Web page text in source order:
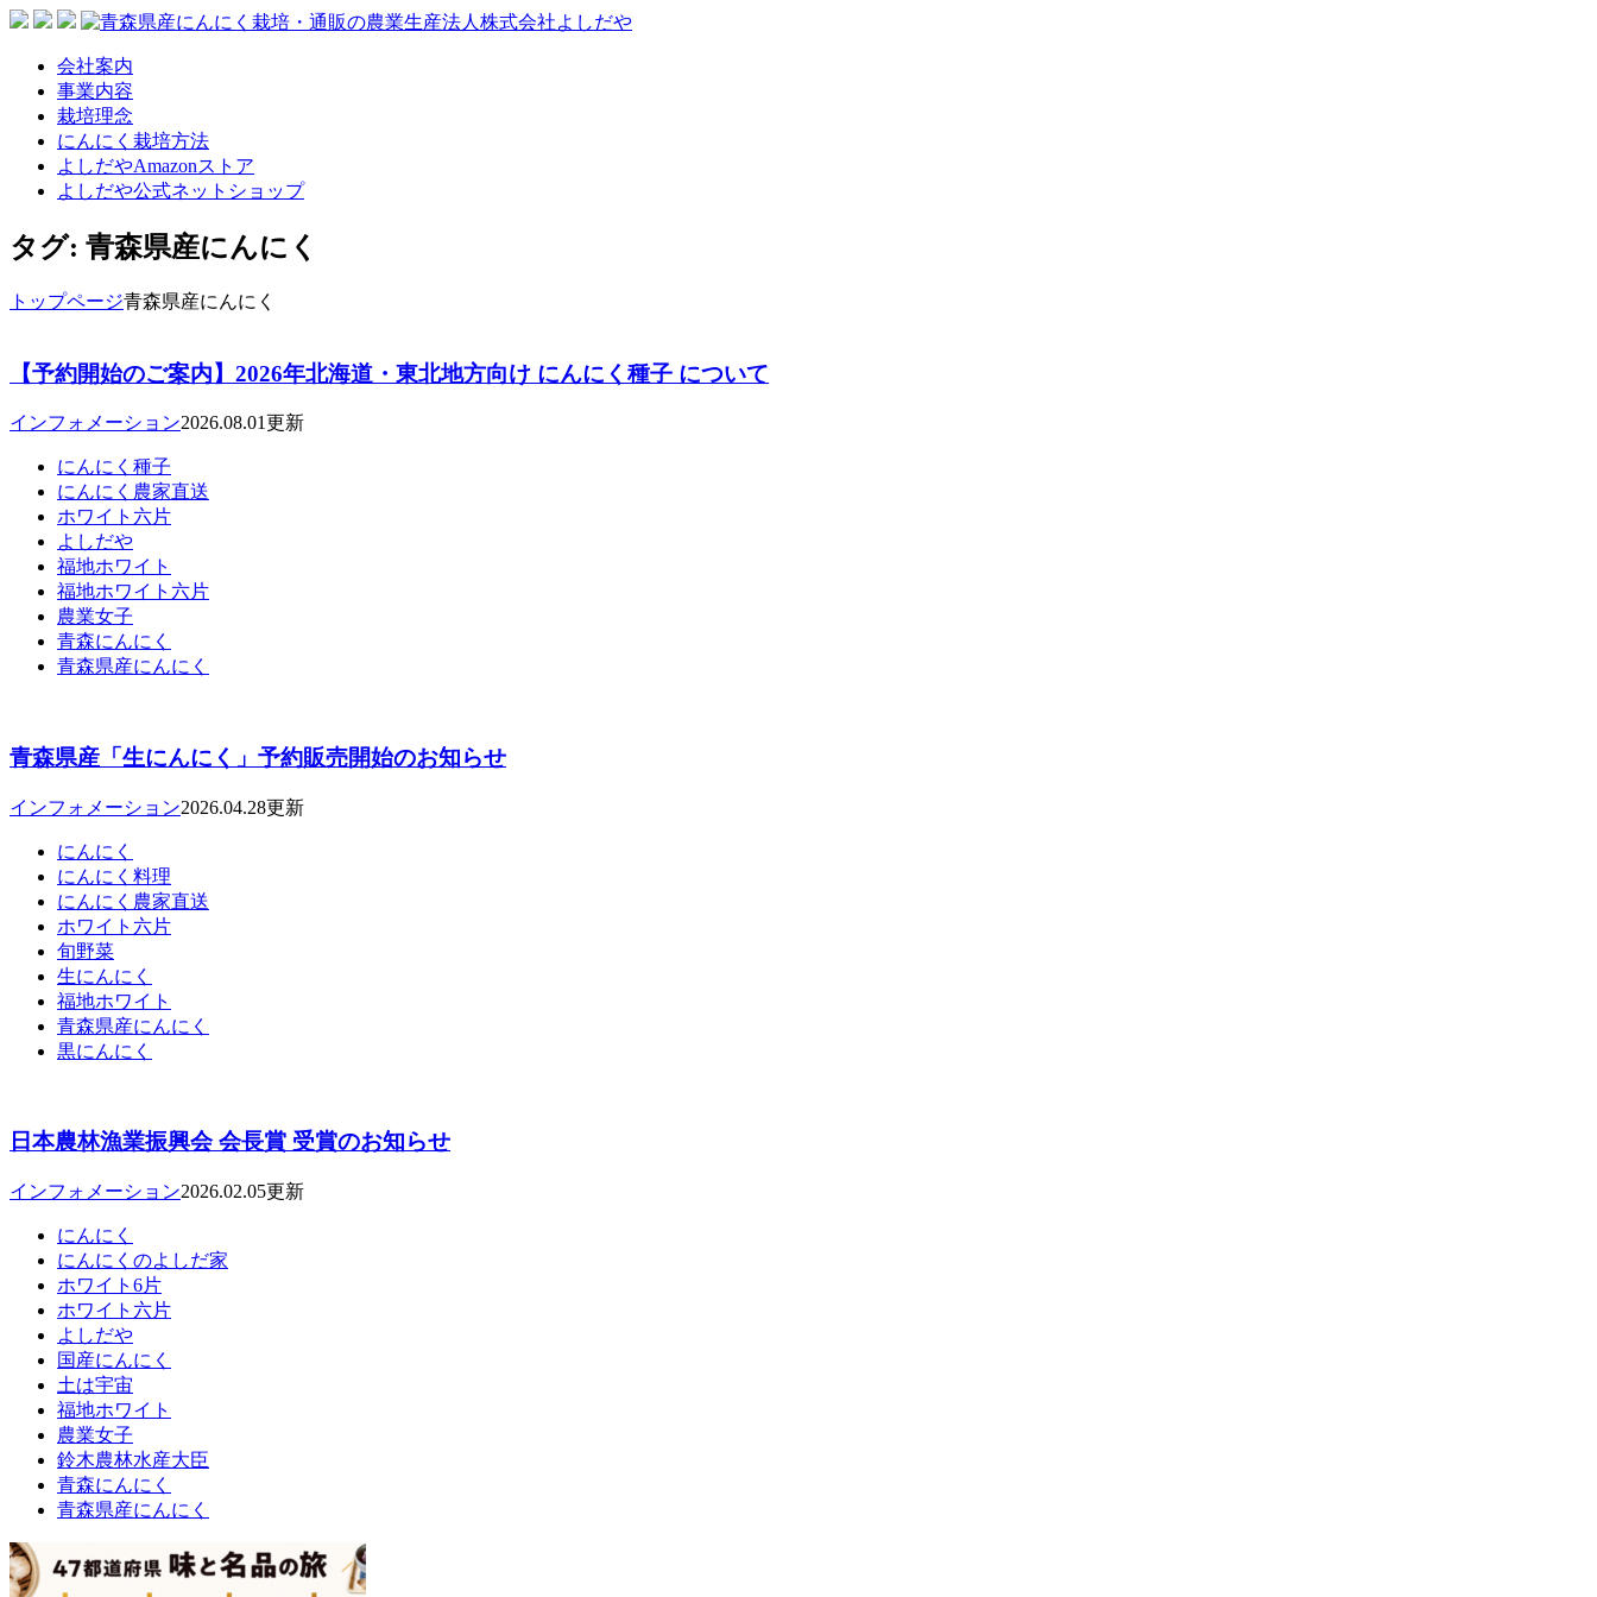
会社案内
事業内容
栽培理念
にんにく栽培方法
よしだやAmazonストア
よしだや公式ネットショップ
タグ: 青森県産にんにく
トップページ青森県産にんにく
【予約開始のご案内】2026年北海道・東北地方向け にんにく種子 について
インフォメーション2026.08.01更新
にんにく種子
にんにく農家直送
ホワイト六片
よしだや
福地ホワイト
福地ホワイト六片
農業女子
青森にんにく
青森県産にんにく
青森県産「生にんにく」予約販売開始のお知らせ
インフォメーション2026.04.28更新
にんにく
にんにく料理
にんにく農家直送
ホワイト六片
旬野菜
生にんにく
福地ホワイト
青森県産にんにく
黒にんにく
日本農林漁業振興会 会長賞 受賞のお知らせ
インフォメーション2026.02.05更新
にんにく
にんにくのよしだ家
ホワイト6片
ホワイト六片
よしだや
国産にんにく
土は宇宙
福地ホワイト
農業女子
鈴木農林水産大臣
青森にんにく
青森県産にんにく